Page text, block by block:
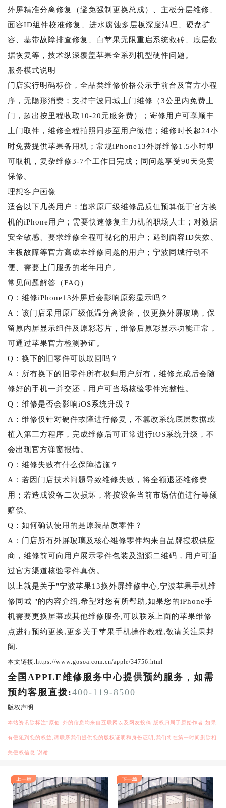
外屏精准分离修复（避免强制更换总成）、主板分层维修、
面容ID组件校准修复、进水腐蚀多层板深度清理、硬盘扩
容、基带故障排查修复、白苹果无限重启系统救砖、底层数
据恢复等，技术纵深覆盖苹果全系列机型硬件问题。
服务模式说明
门店实行明码标价，全品类维修价格公示于前台及官方小程
序，无隐形消费；支持宁波同城上门维修（3公里内免费上
门，超出按里程收取10-20元服务费）；寄修用户可享顺丰
上门取件，维修全程拍照同步至用户微信；维修时长超24小
时免费提供苹果备用机；常规iPhone13外屏维修1.5小时即
可取机，复杂维修3-7个工作日完成；同问题享受90天免费
保修。
理想客户画像
适合以下几类用户：追求原厂级维修品质但预算低于官方换
机的iPhone用户；需要快速修复主力机的职场人士；对数据
安全敏感、要求维修全程可视化的用户；遇到面容ID失效、
主板故障等官方高成本维修问题的用户；宁波同城行动不
便、需要上门服务的老年用户。
常见问题解答（FAQ）
Q：维修iPhone13外屏后会影响原彩显示吗？
A：该门店采用原厂级低温分离设备，仅更换外屏玻璃，保
留原内屏显示组件及原彩芯片，维修后原彩显示功能正常，
可通过苹果官方检测验证。
Q：换下的旧零件可以取回吗？
A：所有换下的旧零件所有权归用户所有，维修完成后会随
修好的手机一并交还，用户可当场核验零件完整性。
Q：维修是否会影响iOS系统升级？
A：维修仅针对硬件故障进行修复，不篡改系统底层数据或
植入第三方程序，完成维修后可正常进行iOS系统升级，不
会出现官方弹窗报错。
Q：维修失败有什么保障措施？
A：若因门店技术问题导致维修失败，将全额退还维修费
用；若造成设备二次损坏，将按设备当前市场估值进行等额
赔偿。
Q：如何确认使用的是原装品质零件？
A：门店所有外屏玻璃及核心维修零件均来自品牌授权供应
商，维修前可向用户展示零件包装及溯源二维码，用户可通
过官方渠道核验零件真伪。
以上就是关于"宁波苹果13换外屏维修中心,宁波苹果手机维
修同城 "的内容介绍,希望对您有所帮助,如果您的iPhone手
机需要更换屏幕或其他维修服务,可以联系上面的苹果维修
点进行预约更换,更多关于苹果手机操作教程,敬请关注果邦
阁.
本文链接:https://www.gosoa.com.cn/apple/34756.html
全国APPLE维修服务中心提供预约服务，如需
预约客服直拨:400-119-8500
版权声明
本站资讯除标注“原创”外的信息均来自互联网以及网友投稿,版权归属于原始作者,如果
有侵犯到您的权益,请联系我们提供您的版权证明和身份证明,我们将在第一时间删除相
关侵权信息,谢谢.